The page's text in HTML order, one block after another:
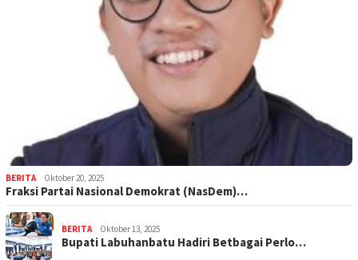
BERITA Oktober 20, 2025
Fraksi Partai Nasional Demokrat (NasDem)…
BERITA Oktober 13, 2025
Bupati Labuhanbatu Hadiri Betbagai Perlo…